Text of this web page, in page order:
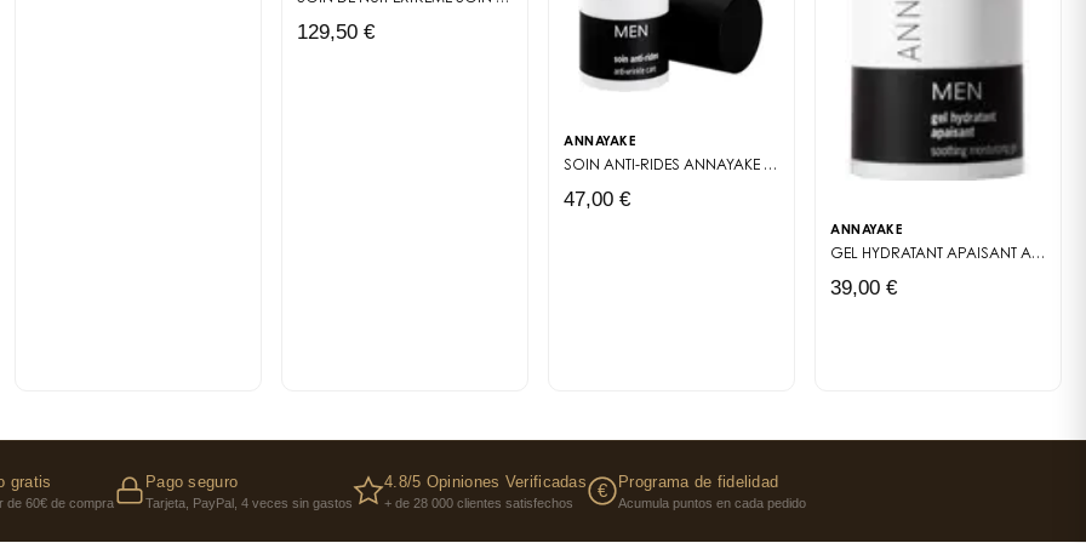
129,50 €
ANNAYAKE
SOIN ANTI-RIDES ANNAYAKE MEN
47,00 €
ANNAYAKE
GEL HYDRATANT APAISANT ANNAYAKE MEN
39,00 €
gratis
de 60€ de compra
Pago seguro
Tarjeta, PayPal, 4 veces sin gastos
4.8/5 Opiniones Verificadas
+ de 28 000 clientes satisfechos
€ Programa de fidelidad
Acumula puntos en cada pedido